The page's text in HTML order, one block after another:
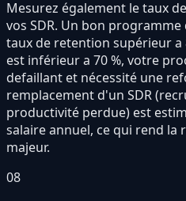
Mesurez également le taux
vos SDR. Un bon
taux de retention supérieur a
est inférieur a 70 %, votre
defaillant et nécessité une
remplacement d'un SDR
productivité perdue) est
salaire annuel, ce qui rend
majeur.
08